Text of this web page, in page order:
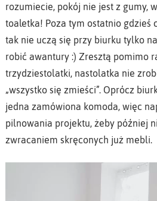
rozumiecie, pokój nie jest z gumy,
toaletka! Poza tym ostatnio gdzieś
tak nie uczą się przy biurku tylko
robić awantury :) Zresztą pomimo
trzydziestolatki, nastolatka nie
„wszystko się zmieści”. Oprócz
jedna zamówiona komoda, więc
pilnowania projektu, żeby później
zwracaniem skręconych już mebli.